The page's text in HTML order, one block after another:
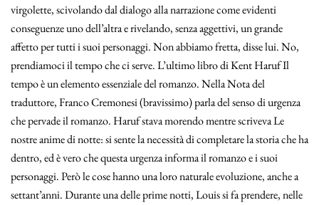
virgolette, scivolando dal dialogo alla narrazione come evidenti
conseguenze uno dell’altra e rivelando, senza aggettivi, un grande
affetto per tutti i suoi personaggi. Non abbiamo fretta, disse lui. No,
prendiamoci il tempo che ci serve. L’ultimo libro di Kent Haruf Il
tempo è un elemento essenziale del romanzo. Nella Nota del
traduttore, Franco Cremonesi (bravissimo) parla del senso di urgenza
che pervade il romanzo. Haruf stava morendo mentre scriveva Le
nostre anime di notte: si sente la necessità di completare la storia che ha
dentro, ed è vero che questa urgenza informa il romanzo e i suoi
personaggi. Però le cose hanno una loro naturale evoluzione, anche a
settant’anni. Durante una delle prime notti, Louis si fa prendere, nelle